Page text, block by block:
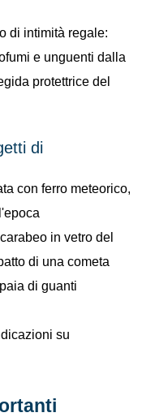
di intimità regale:
e unguenti dalla
protettrice del
di
con ferro meteorico,
in vetro del
di una cometa
di guanti
su